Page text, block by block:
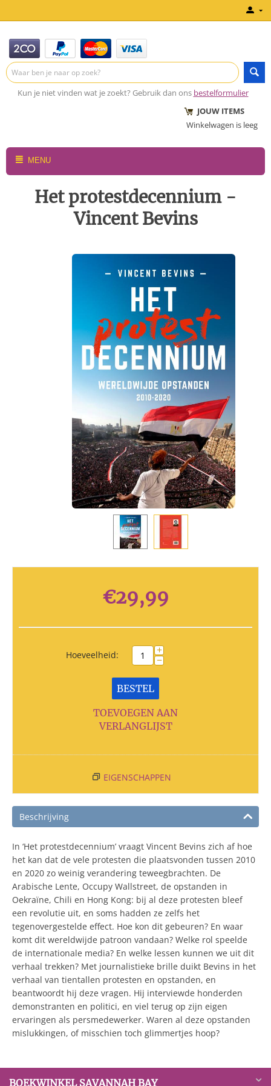
Kun je niet vinden wat je zoekt? Gebruik dan ons bestelformulier
JOUW ITEMS
Winkelwagen is leeg
MENU
Het protestdecennium -
Vincent Bevins
€29,99
Hoeveelheid: +
−
BESTEL
TOEVOEGEN AAN
VERLANGLIJST
EIGENSCHAPPEN
Beschrijving
In ‘Het protestdecennium’ vraagt Vincent Bevins zich af hoe
het kan dat de vele protesten die plaatsvonden tussen 2010
en 2020 zo weinig verandering teweegbrachten. De
Arabische Lente, Occupy Wallstreet, de opstanden in
Oekraïne, Chili en Hong Kong: bij al deze protesten bleef
een revolutie uit, en soms hadden ze zelfs het
tegenovergestelde effect. Hoe kon dit gebeuren? En waar
komt dit wereldwijde patroon vandaan? Welke rol speelde
de internationale media? En welke lessen kunnen we uit dit
verhaal trekken? Met journalistieke brille duikt Bevins in het
verhaal van tientallen protesten en opstanden, en
beantwoordt hij deze vragen. Hij interviewde honderden
demonstranten en politici, en viel terug op zijn eigen
ervaringen als persmedewerker. Waren al deze opstanden
mislukkingen, of misschien toch glimmertjes hoop?
BOEKWINKEL SAVANNAH BAY